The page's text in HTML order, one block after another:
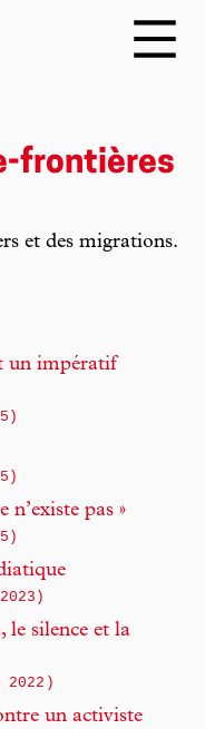
frontières
et des migrations.
un impératif
n’existe pas »
le silence et la
2022)
un activiste